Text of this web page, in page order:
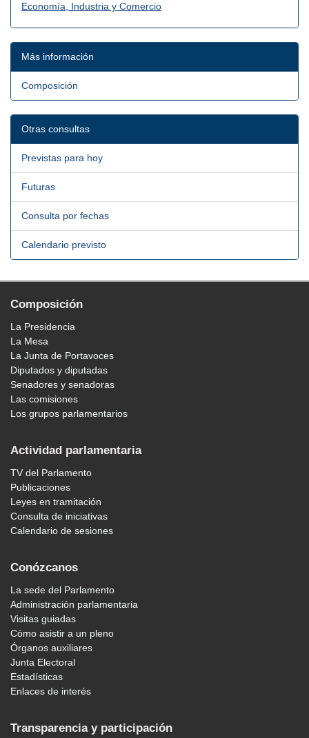
Economía, Industria y Comercio
Más información
Composición
Otras consultas
Previstas para hoy
Futuras
Consulta por fechas
Calendario previsto
Composición
La Presidencia
La Mesa
La Junta de Portavoces
Diputados y diputadas
Senadores y senadoras
Las comisiones
Los grupos parlamentarios
Actividad parlamentaria
TV del Parlamento
Publicaciones
Leyes en tramitación
Consulta de iniciativas
Calendario de sesiones
Conózcanos
La sede del Parlamento
Administración parlamentaria
Visitas guiadas
Cómo asistir a un pleno
Órganos auxiliares
Junta Electoral
Estadísticas
Enlaces de interés
Transparencia y participación